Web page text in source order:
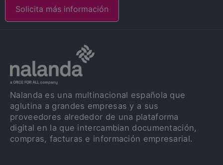
Solicita más información
Nalanda es una multinacional española que
aglutina a grandes empresas y a sus
proveedores alrededor de una plataforma
digital en la que intercambian documentación,
compras, facturas e información empresarial.